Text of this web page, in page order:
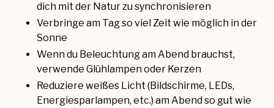
dich mit der Natur zu synchronisieren
Verbringe am Tag so viel Zeit wie möglich in der
Sonne
Wenn du Beleuchtung am Abend brauchst,
verwende Glühlampen oder Kerzen
Reduziere weißes Licht (Bildschirme, LEDs,
Energiesparlampen, etc.) am Abend so gut wie